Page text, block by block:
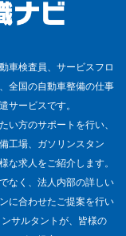
車検査員、サービスフロ
全国の自動車整備の仕事
サービスです。
方のサポートを行い、
工場、ガソリンスタン
な求人をご紹介します。
なく、法人内部の詳しい
に合わせたご提案を行い
サルタントが、皆様の